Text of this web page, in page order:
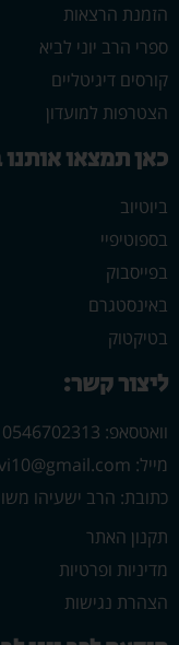
הזמנת הרצאות
ספרי הרב יוני לביא
קורסים דיגיטליים
הצטרפות למועדון
כאן תמצאו
ביוטיוב
בספוטיפיי
בפייסבוק
באינסטגרם
בטיקטוק
ליצור קשר:
וואטסאפ: 0546702313
מייל: yonilavi10@gmail.com
כתובת: הרב ישעיהו משורר 20/4 פתח
תקנון האתר
מדיניות ופרטיות
הצהרת נגישות